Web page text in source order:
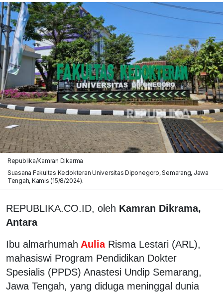
Republika/Kamran Dikarma
Suasana Fakultas Kedokteran Universitas Diponegoro, Semarang, Jawa
Tengah, Kamis (15/8/2024).
REPUBLIKA.CO.ID, oleh Kamran Dikrama,
Antara
Ibu almarhumah Aulia Risma Lestari (ARL),
mahasiswi Program Pendidikan Dokter
Spesialis (PPDS) Anastesi Undip Semarang,
Jawa Tengah, yang diduga meninggal dunia